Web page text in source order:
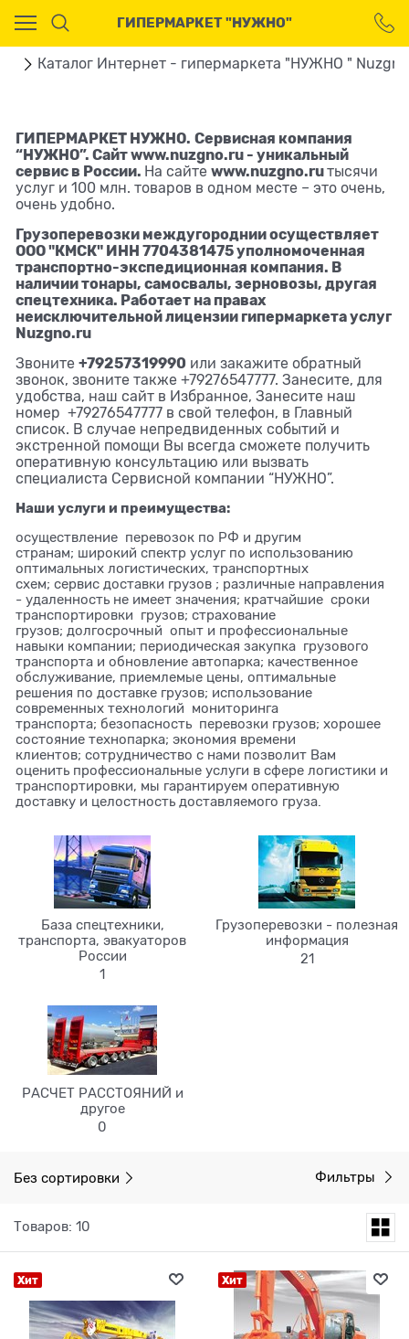
ГИПЕРМАРКЕТ "НУЖНО"
Каталог Интернет - гипермаркета "НУЖНО "
ГИПЕРМАРКЕТ НУЖНО. Сервисная компания
“НУЖНО”. Сайтwww.nuzgno.ru - уникальный
сервис в России. На сайтеwww.nuzgno.ruтысячи
услуг и 100 млн. товаров в одном месте – это очень,
очень удобно.
Грузоперевозки междугороднии осуществляет
ООО "КМСК" ИНН7704381475уполномоченная
транспортно-экспедиционная компания. В
наличии тонары, самосвалы, зерновозы, другая
спецтехника. Работает на правах
неисключительной лицензии гипермаркета услуг
Nuzgno.ru
Звоните+79257319990 или закажите обратный
звонок, звоните также +79276547777. Занесите, для
удобства, наш сайт в Избранное, Занесите наш
номер +79276547777 в свой телефон, в Главный
список. В случае непредвиденных событий и
экстренной помощи Вы всегда сможете получить
оперативную консультацию или вызвать
специалиста Сервисной компании “НУЖНО”.
Наши услуги и преимущества:
осуществление перевозок по РФ и другим
странам; широкий спектр услуг по использованию
оптимальных логистических, транспортных
схем; сервис доставки грузов ; различные направления
- удаленность не имеет значения; кратчайшие сроки
транспортировки грузов; страхование
грузов; долгосрочный опыт и профессиональные
навыки компании; периодическая закупка грузового
транспорта и обновление автопарка; качественное
обслуживание, приемлемые цены, оптимальные
решения по доставке грузов; использование
современных технологий мониторинга
транспорта; безопасность перевозки грузов; хорошее
состояние технопарка; экономия времени
клиентов; сотрудничество с нами позволит Вам
оценить профессиональные услуги в сфере логистики и
транспортировки, мы гарантируем оперативную
доставку и целостность доставляемого груза.
База спецтехники,
транспорта, эвакуаторов
России
1
Грузоперевозки - полезная
информация
21
РАСЧЕТ РАССТОЯНИЙ и
другое
0
Без сортировки Фильтры
Товаров: 10
Хит Хит
Ваш город - Москва,
угадали?
ДА НЕТ